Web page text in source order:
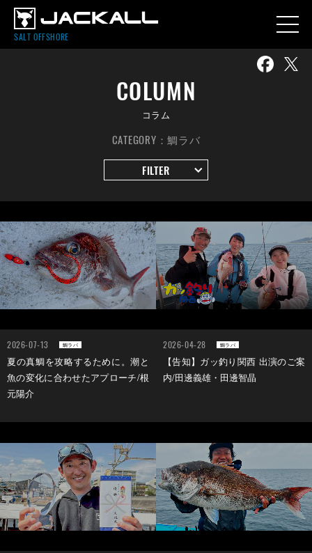
SALT OFFSHORE
COLUMN
コラム
CATEGORY：鯛ラバ
FILTER
2026-07-13 鯛ラバ
夏の真鯛を攻略するために。潮と
魚の変化に合わせたアプローチ/根
元陽介
2026-04-28 鯛ラバ
【告知】ガッ釣り関西 出演のご案
内/田邊義雄・田邊智晶